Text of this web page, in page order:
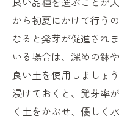
から初夏にかけて行う
なると発芽が促進され
いる場合は、深めの鉢
良い土を使用しましょ
浸けておくと、発芽率
く土をかぶせ、優しく